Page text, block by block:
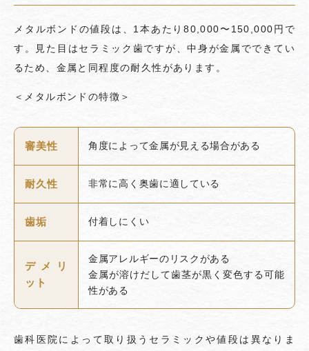
メタルボンドの値段は、1本あたり80,000〜150,000円で
す。見た目はセラミック歯ですが、中身が金属でできてい
るため、金属と同程度の耐久性があります。
＜メタルボンドの特徴＞
審美性 角度によって金属が見える場合がある
耐久性 非常に高く奥歯に適している
歯垢 付着しにくい
デメリ
ット
金属アレルギーのリスクがある
金属が溶けだして歯茎が黒く変色する可能
性がある
歯科医院によって取り扱うセラミックや値段は異なりま